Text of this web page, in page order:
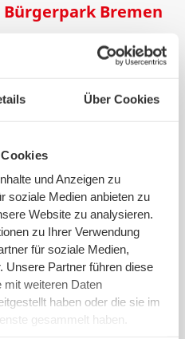
Über Cookies
und Anzeigen zu
soziale Medien anbieten zu
Website zu analysieren.
zu Ihrer Verwendung
für soziale Medien,
Unsere Partner führen diese
mit weiteren Daten
haben oder die sie im
gesammelt haben.
Bürgerpark Bremen
von Erzbischof
den Beginn des
war die
Hektar groß und somit
der Bürgerpark inklusive
Bürgerpark in Bremen als
bis zu 1.000 Kühe.
die landwirtschaftliche
mehr zurück bis diese
wurde. Da urbane